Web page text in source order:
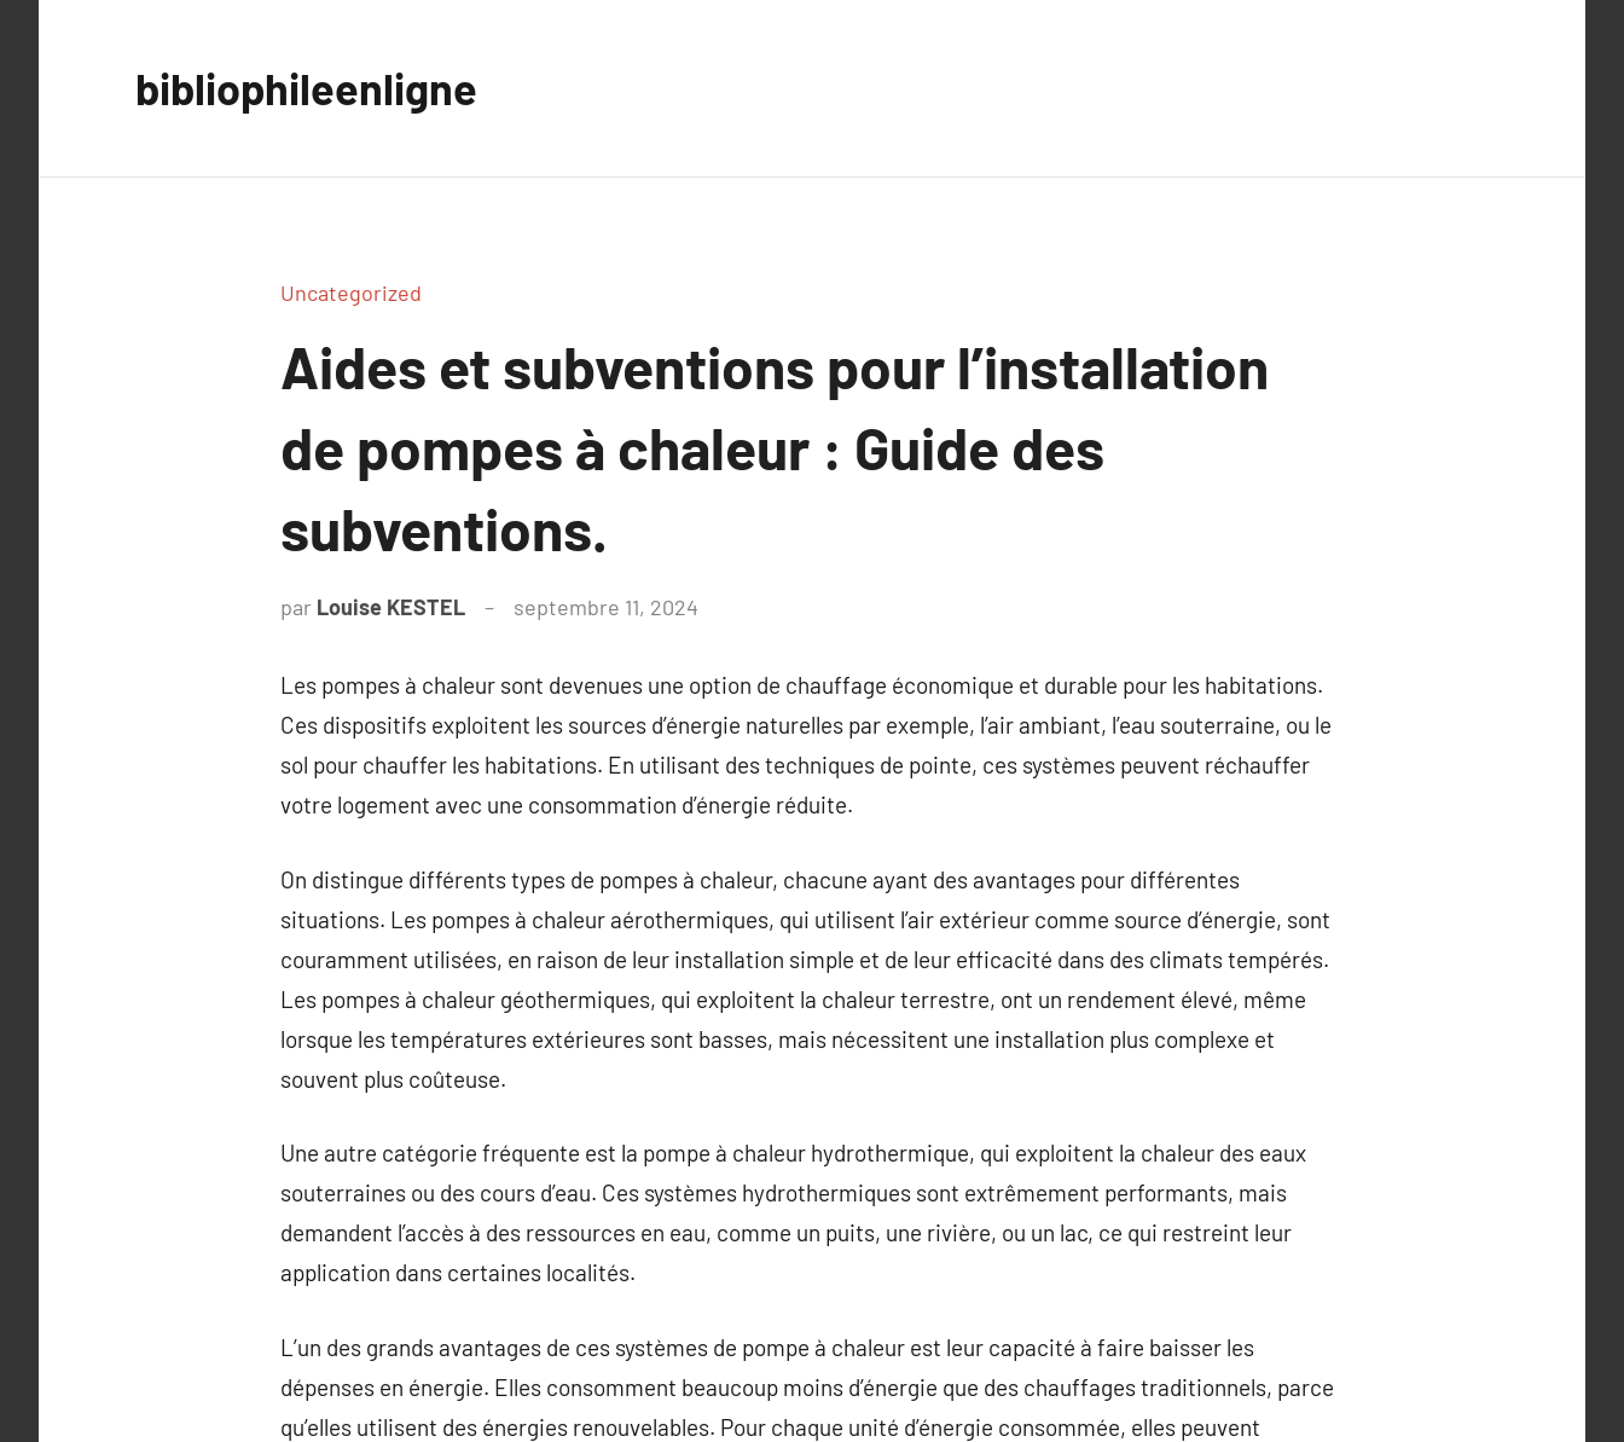
bibliophileenligne
Uncategorized
Aides et subventions pour l’installation
de pompes à chaleur : Guide des
subventions.
par Louise KESTEL septembre 11, 2024
Les pompes à chaleur sont devenues une option de chauffage économique et durable pour les habitations.
Ces dispositifs exploitent les sources d’énergie naturelles par exemple, l’air ambiant, l’eau souterraine, ou le
sol pour chauffer les habitations. En utilisant des techniques de pointe, ces systèmes peuvent réchauffer
votre logement avec une consommation d’énergie réduite.
On distingue différents types de pompes à chaleur, chacune ayant des avantages pour différentes
situations. Les pompes à chaleur aérothermiques, qui utilisent l’air extérieur comme source d’énergie, sont
couramment utilisées, en raison de leur installation simple et de leur efficacité dans des climats tempérés.
Les pompes à chaleur géothermiques, qui exploitent la chaleur terrestre, ont un rendement élevé, même
lorsque les températures extérieures sont basses, mais nécessitent une installation plus complexe et
souvent plus coûteuse.
Une autre catégorie fréquente est la pompe à chaleur hydrothermique, qui exploitent la chaleur des eaux
souterraines ou des cours d’eau. Ces systèmes hydrothermiques sont extrêmement performants, mais
demandent l’accès à des ressources en eau, comme un puits, une rivière, ou un lac, ce qui restreint leur
application dans certaines localités.
L’un des grands avantages de ces systèmes de pompe à chaleur est leur capacité à faire baisser les
dépenses en énergie. Elles consomment beaucoup moins d’énergie que des chauffages traditionnels, parce
qu’elles utilisent des énergies renouvelables. Pour chaque unité d’énergie consommée, elles peuvent